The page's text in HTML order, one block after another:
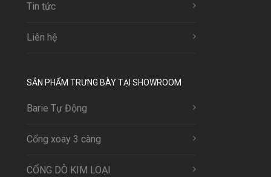
Tin tức
Liên hệ
SẢN PHẨM TRƯNG BÀY TẠI SHOWROOM
Barie Tự Động
Cổng xoay 3 càng
CỔNG DÒ KIM LOẠI